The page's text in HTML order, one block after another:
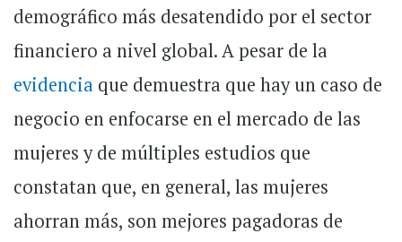
demográfico más desatendido por el sector
financiero a nivel global. A pesar de la
evidencia que demuestra que hay un caso de
negocio en enfocarse en el mercado de las
mujeres y de múltiples estudios que
constatan que, en general, las mujeres
ahorran más, son mejores pagadoras de